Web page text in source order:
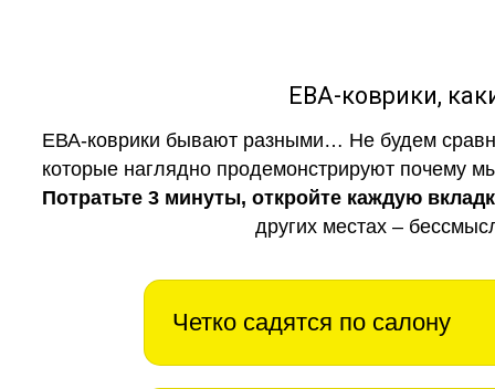
ЕВА-коврики,
ЕВА-коврики бывают разными… Не будем
которые наглядно продемонстрируют почему
Потратьте 3 минуты, откройте каждую
других местах –
Четко садятся по салону